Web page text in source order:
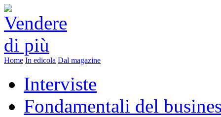
Home In edicola Dal magazine
Interviste
Fondamentali del